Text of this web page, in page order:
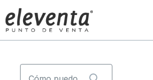
eleventa
Blog